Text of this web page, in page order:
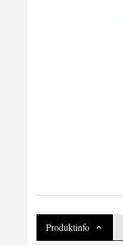
Produktinfo